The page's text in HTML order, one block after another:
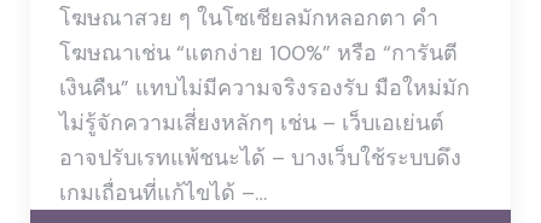
โฆษณาสวย ๆ ในโซเชียลมักหลอกตา คำ
โฆษณาเช่น “แตกง่าย 100%” หรือ “การันตี
เงินคืน” แทบไม่มีความจริงรองรับ มือใหม่มัก
ไม่รู้จักความเสี่ยงหลักๆ เช่น – เว็บเอเย่นต์
อาจปรับเรทแพ้ชนะได้ – บางเว็บใช้ระบบดึง
เกมเถื่อนที่แก้ไขได้ –…